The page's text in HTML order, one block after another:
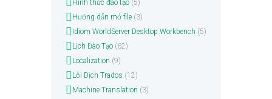
Hình thức đào tạo(5)
Hướng dẫn mở file(3)
Idiom WorldServer Desktop Workbench (5)
Lịch Đào Tạo(62)
Localization (9)
Lỗi Dịch Trados (12)
Machine Translation (3)